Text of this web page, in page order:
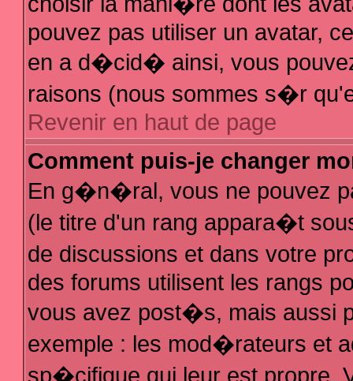
pouvez pas utiliser un avatar,
en a d�cid� ainsi, vous
raisons (nous sommes s�r
Revenir en haut de page
Comment puis-je changer
En g�n�ral, vous ne pouvez
(le titre d'un rang appara�t
de discussions et dans votre
des forums utilisent les rangs
vous avez post�s, mais aussi
exemple : les mod�rateurs et
sp�cifique qui leur est propre.